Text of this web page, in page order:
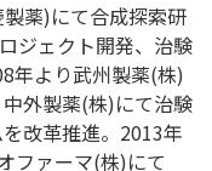
薬)にて合成探索研
ジェクト開発、治験
年より武州製薬(株)
外製薬(株)にて治験
改革推進。2013年
ファーマ(株)にて